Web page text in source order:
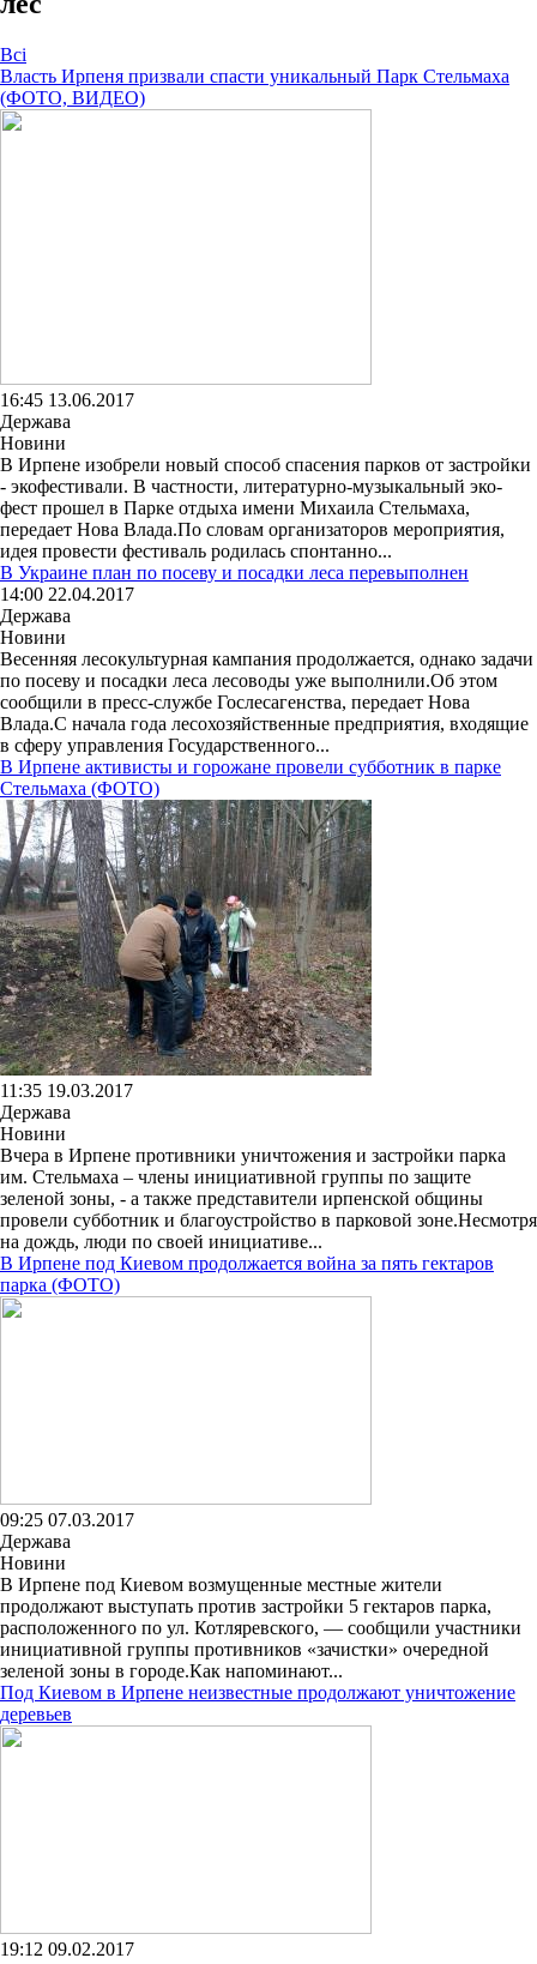
Всі
Власть Ирпеня призвали спасти уникальный Парк Стельмаха
(ФОТО, ВИДЕО)
16:45 13.06.2017
Держава
Новини
В Ирпене изобрели новый способ спасения парков от застройки
- экофестивали. В частности, литературно-музыкальный эко-
фест прошел в Парке отдыха имени Михаила Стельмаха,
передает Нова Влада.По словам организаторов мероприятия,
идея провести фестиваль родилась спонтанно...
В Украине план по посеву и посадки леса перевыполнен
14:00 22.04.2017
Держава
Новини
Весенняя лесокультурная кампания продолжается, однако задачи
по посеву и посадки леса лесоводы уже выполнили.Об этом
сообщили в пресс-службе Гослесагенства, передает Нова
Влада.С начала года лесохозяйственные предприятия, входящие
в сферу управления Государственного...
В Ирпене активисты и горожане провели субботник в парке
Стельмаха (ФОТО)
11:35 19.03.2017
Держава
Новини
Вчера в Ирпене противники уничтожения и застройки парка
им. Стельмаха – члены инициативной группы по защите
зеленой зоны, - а также представители ирпенской общины
провели субботник и благоустройство в парковой зоне.Несмотря
на дождь, люди по своей инициативе...
В Ирпене под Киевом продолжается война за пять гектаров
парка (ФОТО)
09:25 07.03.2017
Держава
Новини
В Ирпене под Киевом возмущенные местные жители
продолжают выступать против застройки 5 гектаров парка,
расположенного по ул. Котляревского, — сообщили участники
инициативной группы противников «зачистки» очередной
зеленой зоны в городе.Как напоминают...
Под Киевом в Ирпене неизвестные продолжают уничтожение
деревьев
19:12 09.02.2017